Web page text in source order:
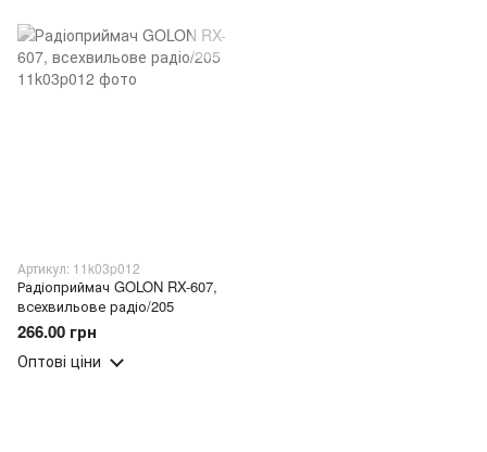
Артикул: 11k03p012
Радіоприймач GOLON RX-607,
всехвильове радіо/205
266.00 грн
Оптові ціни